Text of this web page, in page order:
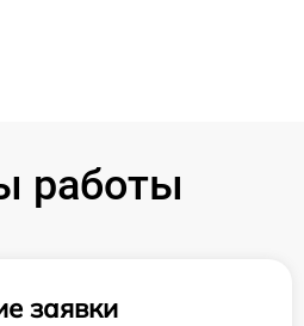
работы
заявки